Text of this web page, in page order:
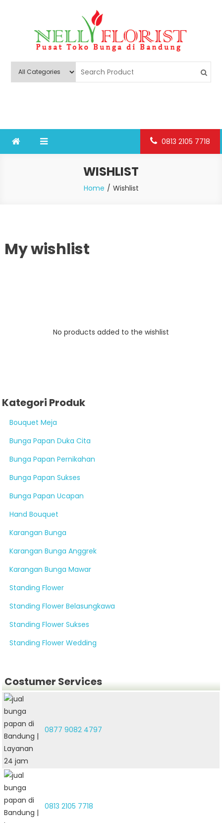
Nelly Florist Bandung
0813 2105 7718
WISHLIST
Home Wishlist
My wishlist
No products added to the wishlist
Kategori Produk
Bouquet Meja
Bunga Papan Duka Cita
Bunga Papan Pernikahan
Bunga Papan Sukses
Bunga Papan Ucapan
Hand Bouquet
Karangan Bunga
Karangan Bunga Anggrek
Karangan Bunga Mawar
Standing Flower
Standing Flower Belasungkawa
Standing Flower Sukses
Standing Flower Wedding
Costumer Services
0877 9082 4797
0813 2105 7718